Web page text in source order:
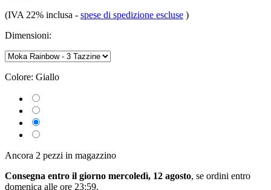
(IVA 22% inclusa - spese di spedizione escluse )
Dimensioni:
Colore: Giallo
Ancora 2 pezzi in magazzino
Consegna entro il giorno mercoledì, 12 agosto, se ordini entro
domenica alle ore 23:59.